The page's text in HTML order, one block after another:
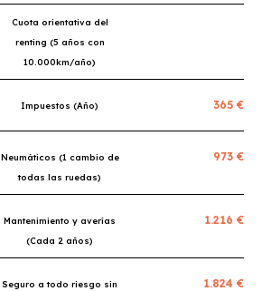
Cuota orientativa del
renting (5 años con
10.000km/año)
Impuestos (Año) 365 €
Neumáticos (1 cambio de
todas las ruedas)
973 €
Mantenimiento y averías
(Cada 2 años)
1.216 €
Seguro a todo riesgo sin 1.824 €